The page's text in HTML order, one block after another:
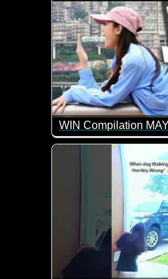
WIN Compilation
58 der besten Video-